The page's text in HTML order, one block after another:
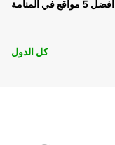
أفضل 5 مواقع في المنامة
كل الدول